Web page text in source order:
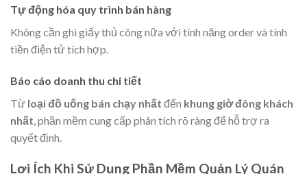
Tự động hóa quy trình bán hàng
Không cần ghi giấy thủ công nữa với tính năng order và tính
tiền điện tử tích hợp.
Báo cáo doanh thu chi tiết
Từ loại đồ uống bán chạy nhất đến khung giờ đông khách
nhất, phần mềm cung cấp phân tích rõ ràng để hỗ trợ ra
quyết định.
Lợi Ích Khi Sử Dụng Phần Mềm Quản Lý Quán